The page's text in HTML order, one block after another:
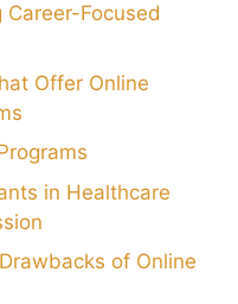
Focused
Offer Online
in Healthcare
of Online